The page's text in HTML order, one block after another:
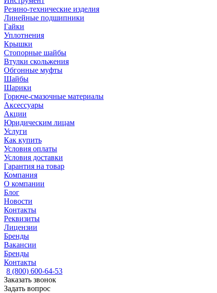
Резино-технические изделия
Линейные подшипники
Гайки
Уплотнения
Крышки
Стопорные шайбы
Втулки скольжения
Обгонные муфты
Шайбы
Шарики
Горюче-смазочные материалы
Аксессуары
Акции
Юридическим лицам
Услуги
Как купить
Условия оплаты
Условия доставки
Гарантия на товар
Компания
О компании
Блог
Новости
Контакты
Реквизиты
Лицензии
Бренды
Вакансии
Бренды
Контакты
8 (800) 600-64-53
Заказать звонок
Задать вопрос